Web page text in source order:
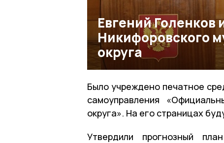
Евгений Голенков
Никифоровского
округа
Было учреждено печатное
самоуправления
округа». На его страницах
Утвердили прогнозный